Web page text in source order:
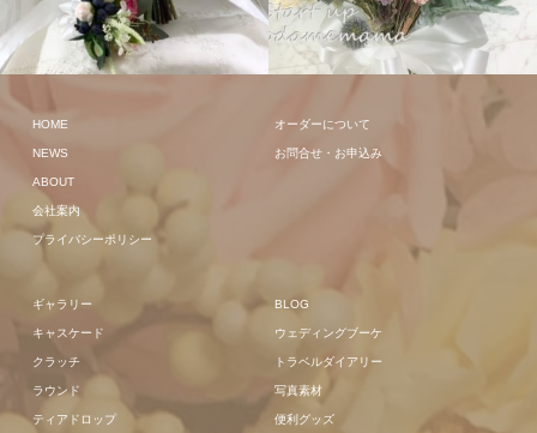
クラッチ クラッチ
HOME
NEWS
ABOUT
会社案内
プライバシーポリシー
オーダーについて
お問合せ・お申込み
ギャラリー
キャスケード
クラッチ
ラウンド
ティアドロップ
BLOG
ウェディングブーケ
トラベルダイアリー
写真素材
便利グッズ